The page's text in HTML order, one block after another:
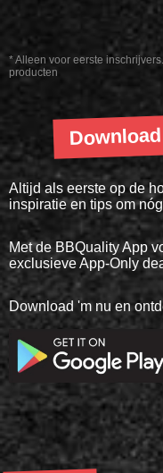
* Alleen voor eerste
producten
Altijd als eerste op de
inspiratie en tips om
Met de BBQuality App
exclusieve App-Only
Download 'm nu en